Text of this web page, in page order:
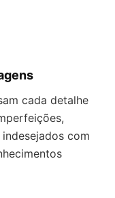
cada detalhe
com